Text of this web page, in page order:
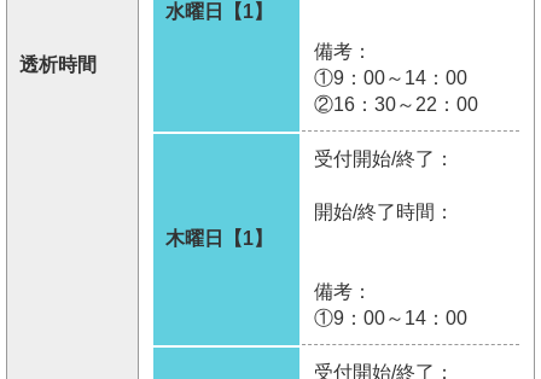
透析時間
水曜日【1】
備考：
①9：00～14：00
②16：30～22：00
木曜日【1】
受付開始/終了：
開始/終了時間：
備考：
①9：00～14：00
受付開始/終了：